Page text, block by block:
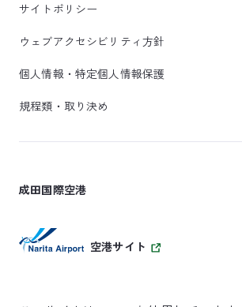
サイトポリシー
ウェブアクセシビリティ方針
個人情報・特定個人情報保護
規程類・取り決め
成田国際空港
空港サイト